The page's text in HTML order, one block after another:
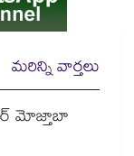
మరిన్ని వార్తలు
మోజ్తాబా